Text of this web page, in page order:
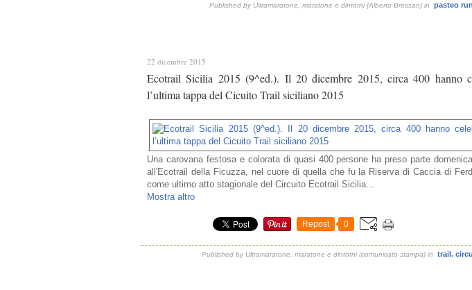
Published by Ultramaratone, maratone e dintorni (Alberto Bressan) in pasteo
22 dicembre 2015
Ecotrail Sicilia 2015 (9^ed.). Il 20 dicembre 2015, circa 400 hanno
l’ultima tappa del Cicuito Trail siciliano 2015
Una carovana festosa e colorata di quasi 400 persone ha preso parte
all'Ecotrail della Ficuzza, nel cuore di quella che fu la Riserva di Caccia di
come ultimo atto stagionale del Circuito Ecotrail Sicilia...
Mostra altro
Repost 0
Published by Ultramaratone, maratone e dintorni (comunicato stampa) in
trail.